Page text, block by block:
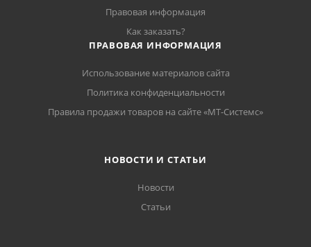
Правовая информация
Как заказать?
ПРАВОВАЯ ИНФОРМАЦИЯ
Использование материалов сайта
Политика конфиденциальности
Правила продажи товаров на сайте «МТ-Системс»
НОВОСТИ И СТАТЬИ
Новости
Статьи